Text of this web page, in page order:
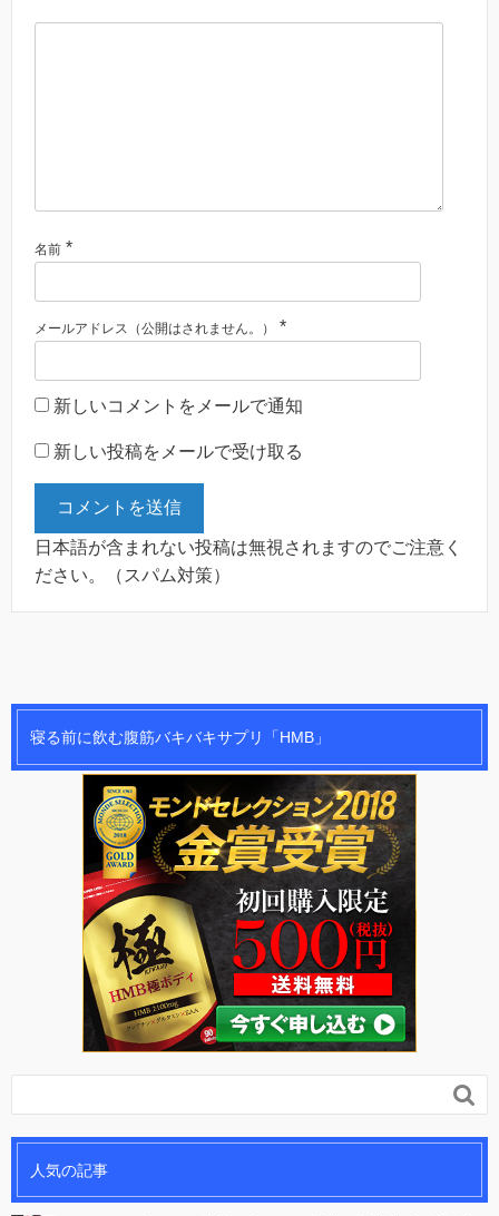
名前 *
メールアドレス（公開はされません。） *
新しいコメントをメールで通知
新しい投稿をメールで受け取る
日本語が含まれない投稿は無視されますのでご注意く
ださい。（スパム対策）
寝る前に飲む腹筋バキバキサプリ「HMB」

人気の記事